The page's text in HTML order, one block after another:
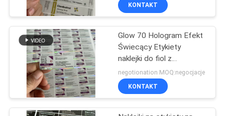
KONTROLA
JAKOŚCI
SKONTAKTUJ
NAMI
10 ml etykiet na
fiolki
KONTAKT
Glow 70 Hologram Efekt
Świecący Etykiety
naklejki do fiol z
peptydami 3 ml
negotionation MOQ:negocjacje
KONTAKT